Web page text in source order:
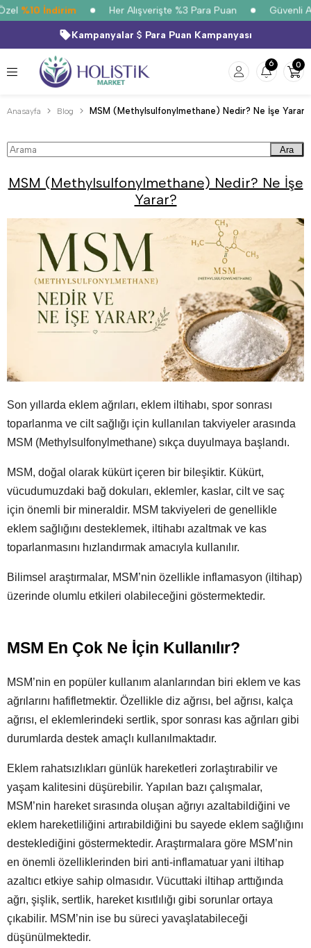
%10 İndirim Her Alışverişte %3 Para Puan Güvenli
Kampanyalar Para Puan Kampanyası
6 0
Anasayfa Blog MSM (Methylsulfonylmethane) Nedir? Ne İşe Yarar?
Ara
MSM (Methylsulfonylmethane) Nedir? Ne İşe
Yarar?
Son yıllarda eklem ağrıları, eklem iltihabı, spor sonrası
toparlanma ve cilt sağlığı için kullanılan takviyeler arasında
MSM (Methylsulfonylmethane) sıkça duyulmaya başlandı.
MSM, doğal olarak kükürt içeren bir bileşiktir. Kükürt,
vücudumuzdaki bağ dokuları, eklemler, kaslar, cilt ve saç
için önemli bir mineraldir. MSM takviyeleri de genellikle
eklem sağlığını desteklemek, iltihabı azaltmak ve kas
toparlanmasını hızlandırmak amacıyla kullanılır.
Bilimsel araştırmalar, MSM’nin özellikle inflamasyon (iltihap)
üzerinde olumlu etkileri olabileceğini göstermektedir.
MSM En Çok Ne İçin Kullanılır?
MSM’nin en popüler kullanım alanlarından biri eklem ve kas
ağrılarını hafifletmektir. Özellikle diz ağrısı, bel ağrısı, kalça
ağrısı, el eklemlerindeki sertlik, spor sonrası kas ağrıları gibi
durumlarda destek amaçlı kullanılmaktadır.
Eklem rahatsızlıkları günlük hareketleri zorlaştırabilir ve
yaşam kalitesini düşürebilir. Yapılan bazı çalışmalar,
MSM’nin hareket sırasında oluşan ağrıyı azaltabildiğini ve
eklem hareketliliğini artırabildiğini bu sayede eklem sağlığını
desteklediğini göstermektedir. Araştırmalara göre MSM’nin
en önemli özelliklerinden biri anti-inflamatuar yani iltihap
azaltıcı etkiye sahip olmasıdır. Vücuttaki iltihap arttığında
ağrı, şişlik, sertlik, hareket kısıtlılığı gibi sorunlar ortaya
çıkabilir. MSM’nin ise bu süreci yavaşlatabileceği
düşünülmektedir.